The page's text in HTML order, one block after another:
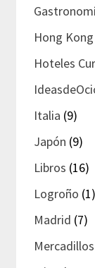
Hong Kong
Hoteles
Italia (9)
Japón (9)
Libros (16)
Logroño (1)
Madrid (7)
Mercadillos